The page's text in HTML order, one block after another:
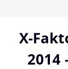
content
X-
2014